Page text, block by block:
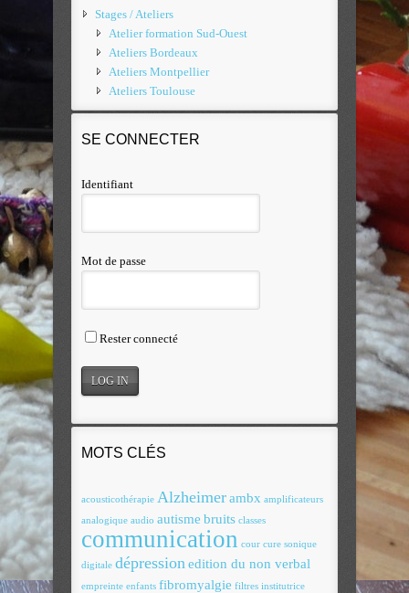
Stages / Ateliers
Atelier formation Sud-Ouest
Ateliers Bordeaux
Ateliers Montpellier
Ateliers Toulouse
SE CONNECTER
Identifiant
Mot de passe
Rester connecté
MOTS CLÉS
acousticothérapie Alzheimerambx amplificateurs
analogique audio autisme bruits classes
communication cour cure sonique
digitale dépression edition du non verbal
empreinte enfants fibromyalgie filtres institutrice